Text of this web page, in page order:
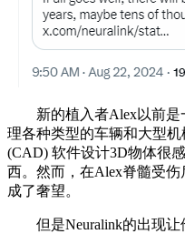
新的植入者Alex以前是
理各种类型的车辆和大型
(CAD) 软件设计3D物体很
西。然而，在Alex脊髓受
成了奢望。
但是Neuralink的出现让